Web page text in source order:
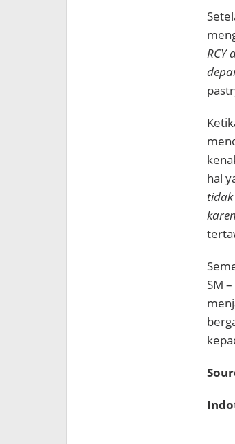
RCY
hal
SM